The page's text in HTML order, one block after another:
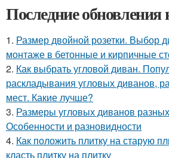
Последние обновления
1. Размер двойной розетки. Выбор
монтаже в бетонные и кирпичные
2. Как выбрать угловой диван.
раскладывания угловых диванов,
мест. Какие лучше?
3. Размеры угловых диванов
Особенности и разновидности
4. Как положить плитку на старую
класть плитку на плитку